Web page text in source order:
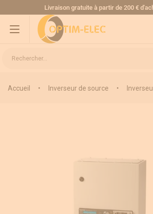
Allez au contenuLivraison gratuite à partir de 200 €
Rechercher...
Accueil • Inverseur de source •